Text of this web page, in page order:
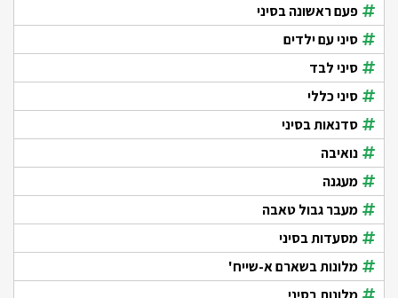
פעם ראשונה בסיני
סיני עם ילדים
סיני לבד
סיני כללי
סדנאות בסיני
נואיבה
מעגנה
מעבר גבול טאבה
מסעדות בסיני
מלונות בשארם א-שייח'